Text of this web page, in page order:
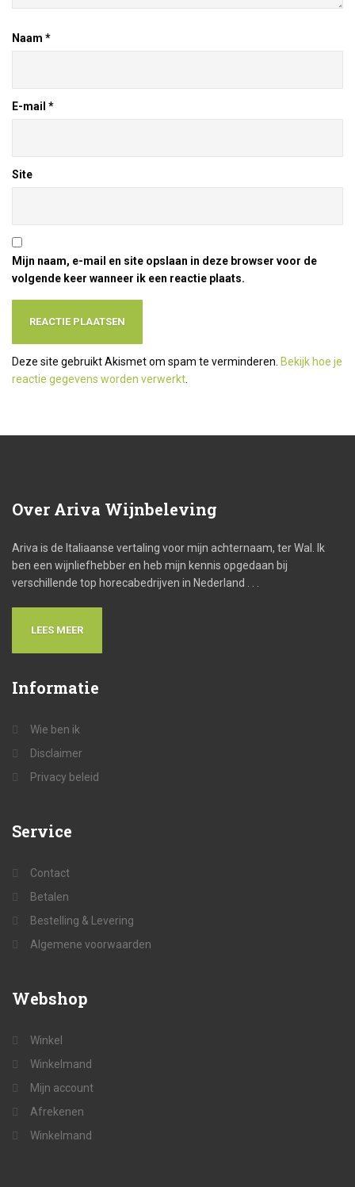
Naam *
E-mail *
Site
Mijn naam, e-mail en site opslaan in deze browser voor de
volgende keer wanneer ik een reactie plaats.
Deze site gebruikt Akismet om spam te verminderen. Bekijk hoe je
reactie gegevens worden verwerkt
Over Ariva Wijnbeleving
Ariva is de Italiaanse vertaling voor mijn achternaam, ter Wal. Ik
ben een wijnliefhebber en heb mijn kennis opgedaan bij
verschillende top horecabedrijven in Nederland . . .
LEES MEER
Informatie
Wie ben ik
Disclaimer
Privacy beleid
Service
Contact
Betalen
Bestelling & Levering
Algemene voorwaarden
Webshop
Winkel
Winkelmand
Mijn account
Afrekenen
Winkelmand